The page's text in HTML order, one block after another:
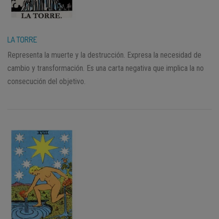
LA TORRE
Representa la muerte y la destrucción. Expresa la necesidad de
cambio y transformación. Es una carta negativa que implica la no
consecución del objetivo.